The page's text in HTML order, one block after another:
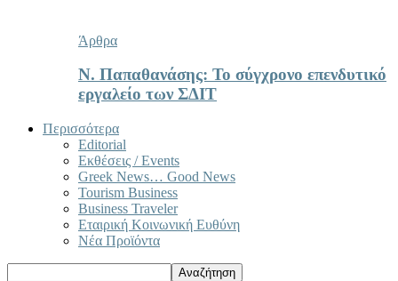
Άρθρα
Ν. Παπαθανάσης: Το σύγχρονο επενδυτικό
εργαλείο των ΣΔΙΤ
Περισσότερα
Editorial
Εκθέσεις / Events
Greek News… Good News
Tourism Business
Business Traveler
Εταιρική Κοινωνική Ευθύνη
Νέα Προϊόντα